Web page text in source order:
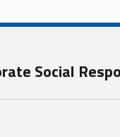
Unio
e
Social